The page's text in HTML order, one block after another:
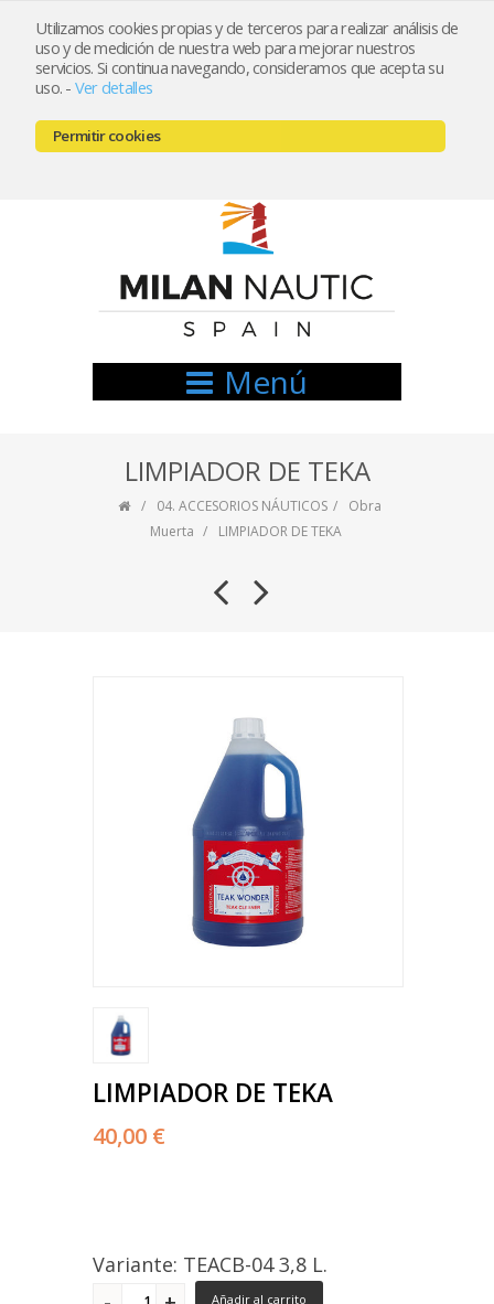
Utilizamos cookies propias y de terceros para realizar análisis de
uso y de medición de nuestra web para mejorar nuestros
servicios. Si continua navegando, consideramos que acepta su
uso. - Ver detalles
Permitir cookies
Registrarse Mi cuenta
666521122 // 654999333
Menú
LIMPIADOR DE TEKA
04. ACCESORIOS NÁUTICOS
Obra
Muerta
LIMPIADOR DE TEKA
LIMPIADOR DE TEKA
40,00 €
Variante: TEACB-04 3,8 L.
Añadir al carrito